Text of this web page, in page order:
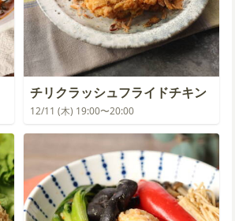
チリクラッシュフライドチキン
12/11 (木) 19:00〜20:00